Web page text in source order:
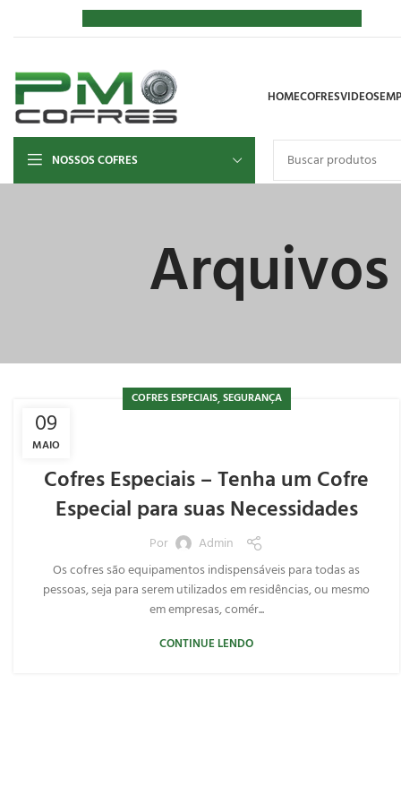
HOMECOFRESVIDEOS
NOSSOS COFRES
09
MAIO
COFRES ESPECIAIS,SEGURANÇA
Cofres Especiais – Tenha um Cofre
Especial para suas Necessidades
Por
Admin
Os cofres são equipamentos indispensáveis para todas as
pessoas, seja para serem utilizados em residências, ou mesmo
em empresas, comér...
CONTINUE LENDO